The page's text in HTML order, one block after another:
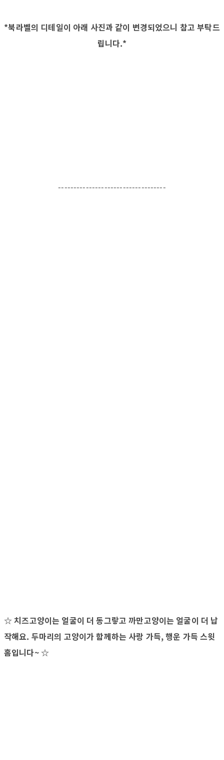
*북라벨의 디테일이 아래 사진과 같이 변경되었으니 참고 부탁드
립니다.*
-----------------------------------
☆ 치즈고양이는 얼굴이 더 동그랗고 까만고양이는 얼굴이 더 납
작해요. 두마리의 고양이가 함께하는 사랑 가득, 행운 가득 스윗
홈입니다~ ☆